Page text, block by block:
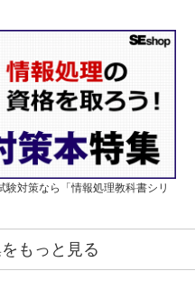
験対策なら「情報処理教科書シリ
もっと見る